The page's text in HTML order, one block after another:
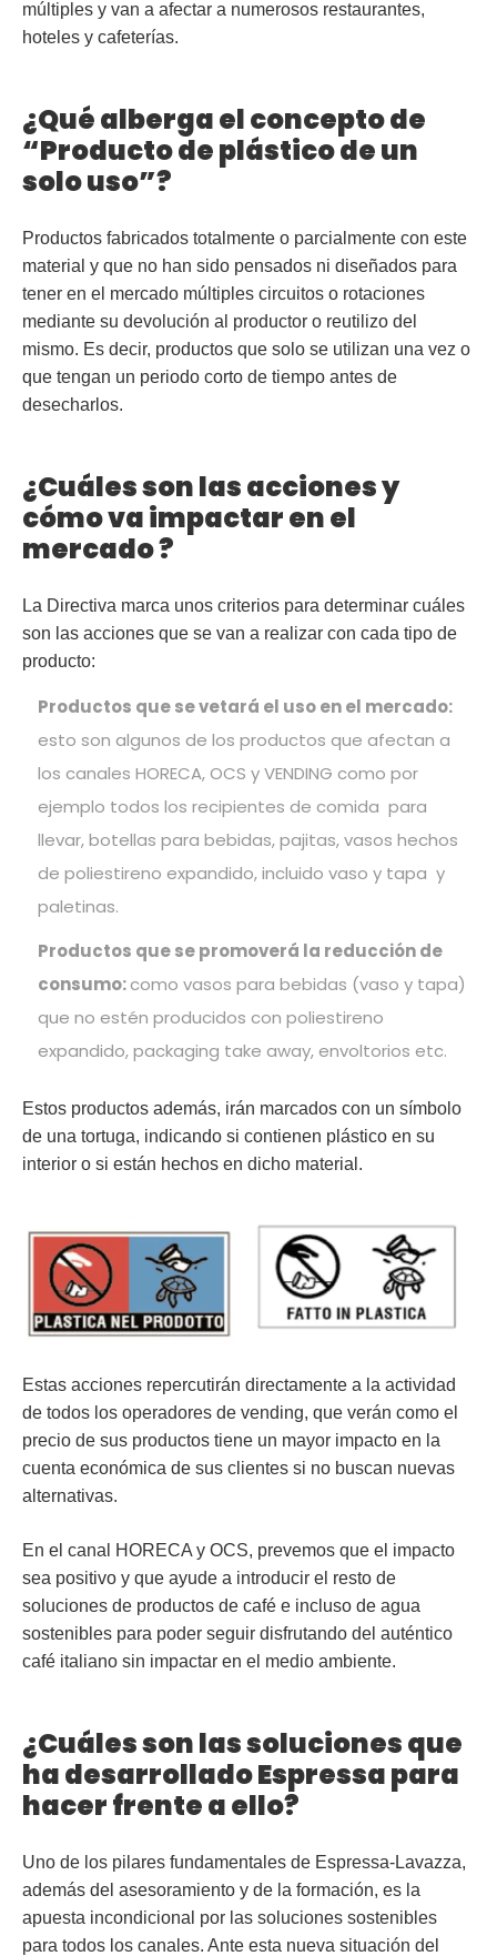
múltiples y van a afectar a numerosos restaurantes,
hoteles y cafeterías.
¿Qué alberga el concepto de
“Producto de plástico de un
solo uso”?
Productos fabricados totalmente o parcialmente con este
material y que no han sido pensados ni diseñados para
tener en el mercado múltiples circuitos o rotaciones
mediante su devolución al productor o reutilizo del
mismo. Es decir, productos que solo se utilizan una vez o
que tengan un periodo corto de tiempo antes de
desecharlos.
¿Cuáles son las acciones y
cómo va impactar en el
mercado ?
La Directiva marca unos criterios para determinar cuáles
son las acciones que se van a realizar con cada tipo de
producto:
Productos que se vetará el uso en el mercado:
esto son algunos de los productos que afectan a
los canales HORECA, OCS y VENDING como por
ejemplo todos los recipientes de comida para
llevar, botellas para bebidas, pajitas, vasos hechos
de poliestireno expandido, incluido vaso y tapa y
paletinas.
Productos que se promoverá la reducción de
consumo:como vasos para bebidas (vaso y tapa)
que no estén producidos con poliestireno
expandido, packaging take away, envoltorios etc.
Estos productos además, irán marcados con un símbolo
de una tortuga, indicando si contienen plástico en su
interior o si están hechos en dicho material.
Estas acciones repercutirán directamente a la actividad
de todos los operadores de vending, que verán como el
precio de sus productos tiene un mayor impacto en la
cuenta económica de sus clientes si no buscan nuevas
alternativas.
En el canal HORECA y OCS, prevemos que el impacto
sea positivo y que ayude a introducir el resto de
soluciones de productos de café e incluso de agua
sostenibles para poder seguir disfrutando del auténtico
café italiano sin impactar en el medio ambiente.
¿Cuáles son las soluciones que
ha desarrollado Espressa para
hacer frente a ello?
Uno de los pilares fundamentales de Espressa-Lavazza,
además del asesoramiento y de la formación, es la
apuesta incondicional por las soluciones sostenibles
para todos los canales. Ante esta nueva situación del